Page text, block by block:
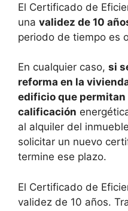
El Certificado de
una validez de 10
periodo de tiempo es
En cualquier caso, si
reforma en la
edificio que
calificación
al alquiler del
solicitar un nuevo
termine ese plazo.
El Certificado de
validez de 10 años.